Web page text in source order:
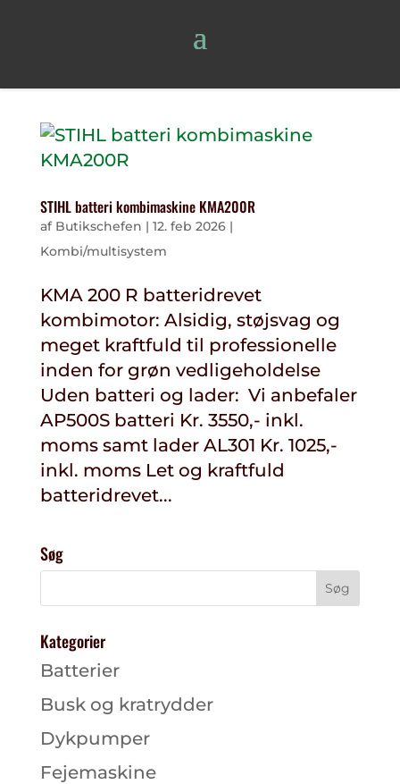
STIHL batteri kombimaskine KMA200R
af Butikschefen | 12. feb 2026|
Kombi/multisystem
KMA 200 R batteridrevet
kombimotor: Alsidig, støjsvag og
meget kraftfuld til professionelle
inden for grøn vedligeholdelse
Uden batteri og lader: Vi anbefaler
AP500S batteri Kr. 3550,- inkl.
moms samt lader AL301 Kr. 1025,-
inkl. moms Let og kraftfuld
batteridrevet...
Søg
Kategorier
Batterier
Busk og kratrydder
Dykpumper
Fejemaskine